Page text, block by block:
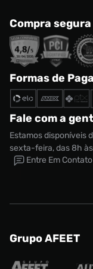
Compra segura
Formas de
Fale com a
Estamos disponíveis
sexta-feira, das 8h
Entre Em Contato
Grupo AFEET